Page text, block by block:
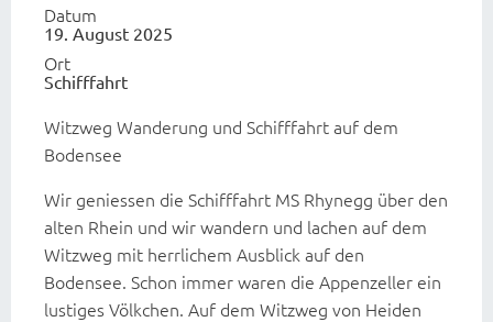
Datum
19. August 2025
Ort
Schifffahrt
Witzweg Wanderung und Schifffahrt auf dem
Bodensee
Wir geniessen die Schifffahrt MS Rhynegg über den
alten Rhein und wir wandern und lachen auf dem
Witzweg mit herrlichem Ausblick auf den
Bodensee. Schon immer waren die Appenzeller ein
lustiges Völkchen. Auf dem Witzweg von Heiden